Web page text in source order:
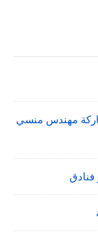
تعبئة وتغليف اصابع العصير موديل 503 ماركة مهندس منسي